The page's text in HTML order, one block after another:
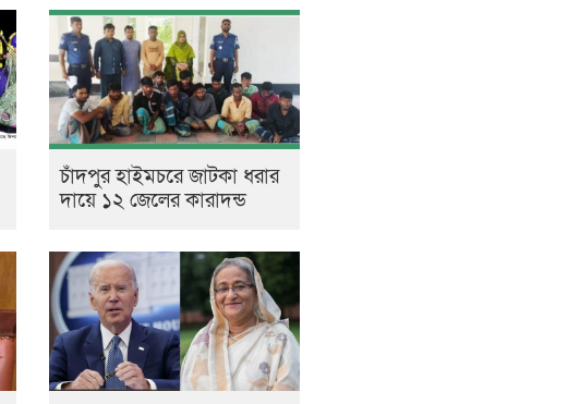
চাঁদপুর হাইমচরে জাটকা ধরার
দায়ে ১২ জেলের কারাদন্ড